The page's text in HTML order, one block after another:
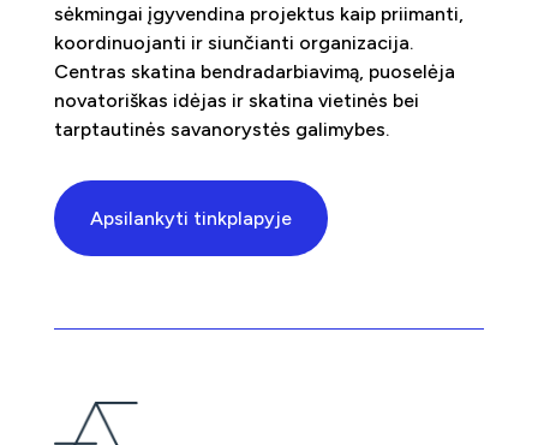
sėkmingai įgyvendina projektus kaip priimanti,
koordinuojanti ir siunčianti organizacija.
Centras skatina bendradarbiavimą, puoselėja
novatoriškas idėjas ir skatina vietinės bei
tarptautinės savanorystės galimybes.
Apsilankyti tinkplapyje